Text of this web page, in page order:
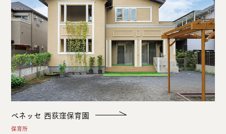
ベネッセ 西荻窪保育園
保育所